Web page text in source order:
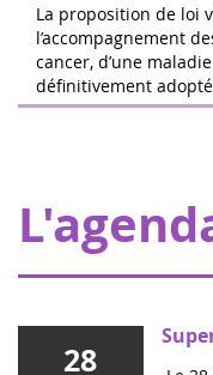
La proposition de loi
l’accompagnement
cancer, d’une
définitivement
04
Le
Il
28